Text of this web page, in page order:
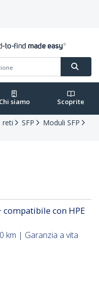
Chi siamo Scoprite
reti SFP
Moduli SFP
con HPE
| Garanzia a vita